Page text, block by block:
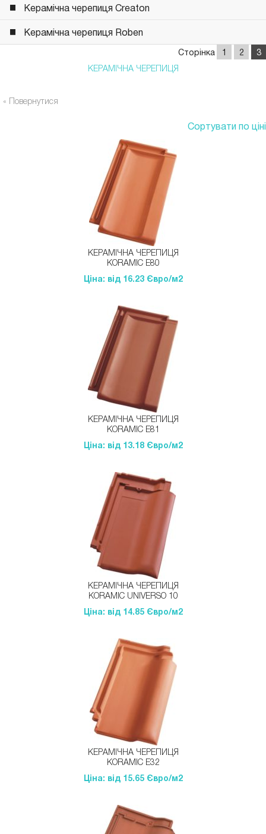
Керамічна черепиця Creaton
Керамічна черепиця Roben
КЕРАМІЧНА ЧЕРЕПИЦЯ
« Повернутися
Сторінка 1 2 3
Сортувати по ціні
КЕРАМІЧНА ЧЕРЕПИЦЯ
KORAMIC Е80
Ціна: від 16.23 Євро/м2
КЕРАМІЧНА ЧЕРЕПИЦЯ
KORAMIC Е81
Ціна: від 13.18 Євро/м2
КЕРАМІЧНА ЧЕРЕПИЦЯ
KORAMIC UNIVERSO 10
Ціна: від 14.85 Євро/м2
КЕРАМІЧНА ЧЕРЕПИЦЯ
KORAMIC Е32
Ціна: від 15.65 Євро/м2